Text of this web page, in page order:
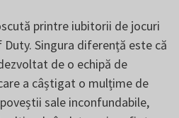
printre iubitorii de jocuri
Singura diferență este că
de o echipă de
a câștigat o mulțime de
sale inconfundabile,